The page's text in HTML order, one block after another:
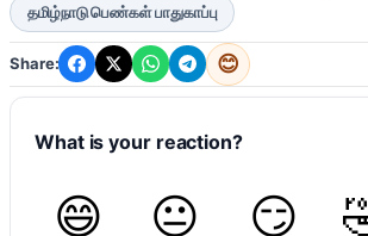
தமிழ்நாடு பெண்கள் பாதுகாப்பு
Share: 😊
What is your reaction?
😄 😐 😏